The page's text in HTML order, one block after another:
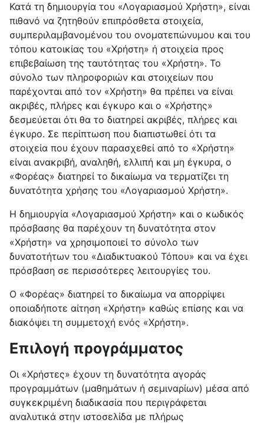
Κατά τη δημιουργία του «Λογαριασμού Χρήστη», είναι
πιθανό να ζητηθούν επιπρόσθετα στοιχεία,
συμπεριλαμβανομένου του ονοματεπώνυμου και του
τόπου κατοικίας του «Χρήστη» ή στοιχεία προς
επιβεβαίωση της ταυτότητας του «Χρήστη». Το
σύνολο των πληροφοριών και στοιχείων που
παρέχονται από τον «Χρήστη» θα πρέπει να είναι
ακριβές, πλήρες και έγκυρο και ο «Χρήστης»
δεσμεύεται ότι θα το διατηρεί ακριβές, πλήρες και
έγκυρο. Σε περίπτωση που διαπιστωθεί ότι τα
στοιχεία που έχουν παρασχεθεί από το «Χρήστη»
είναι ανακριβή, αναληθή, ελλιπή και μη έγκυρα, ο
«Φορέας» διατηρεί το δικαίωμα να τερματίζει τη
δυνατότητα χρήσης του «Λογαριασμού Χρήστη».
Η δημιουργία «Λογαριασμού Χρήστη» και ο κωδικός
πρόσβασης θα παρέχουν τη δυνατότητα στον
«Χρήστη» να χρησιμοποιεί το σύνολο των
δυνατοτήτων του «Διαδικτυακού Τόπου» και να έχει
πρόσβαση σε περισσότερες λειτουργίες του.
Ο «Φορέας» διατηρεί το δικαίωμα να απορρίψει
οποιαδήποτε αίτηση «Χρήστη» καθώς επίσης και να
διακόψει τη συμμετοχή ενός «Χρήστη».
Επιλογή προγράμματος
Οι «Χρήστες» έχουν τη δυνατότητα αγοράς
προγραμμάτων (μαθημάτων ή σεμιναρίων) μέσα από
συγκεκριμένη διαδικασία που περιγράφεται
αναλυτικά στην ιστοσελίδα με πλήρως